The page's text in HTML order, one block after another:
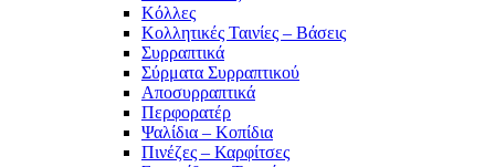
Κόλλες
Κολλητικές Ταινίες – Βάσεις
Συρραπτικά
Σύρματα Συρραπτικού
Αποσυρραπτικά
Περφορατέρ
Ψαλίδια – Κοπίδια
Πινέζες – Καρφίτσες